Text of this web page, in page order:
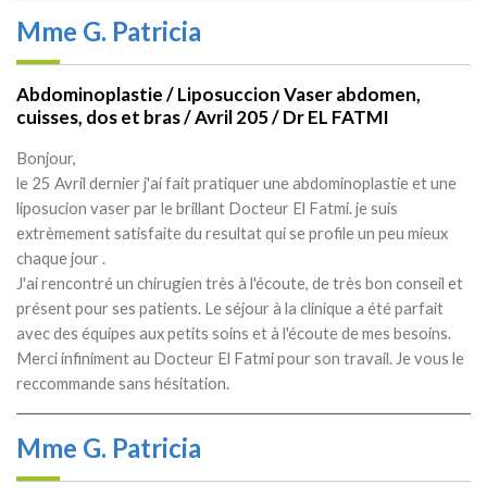
Mme G. Patricia
Abdominoplastie / Liposuccion Vaser abdomen,
cuisses, dos et bras / Avril 205 / Dr EL FATMI
Bonjour,
le 25 Avril dernier j'ai fait pratiquer une abdominoplastie et une
liposucion vaser par le brillant Docteur El Fatmi. je suis
extrèmement satisfaite du resultat qui se profile un peu mieux
chaque jour .
J'ai rencontré un chirugien très à l'écoute, de très bon conseil et
présent pour ses patients. Le séjour à la clinique a été parfait
avec des équipes aux petits soins et à l'écoute de mes besoins.
Merci infiniment au Docteur El Fatmi pour son travail. Je vous le
reccommande sans hésitation.
Mme G. Patricia